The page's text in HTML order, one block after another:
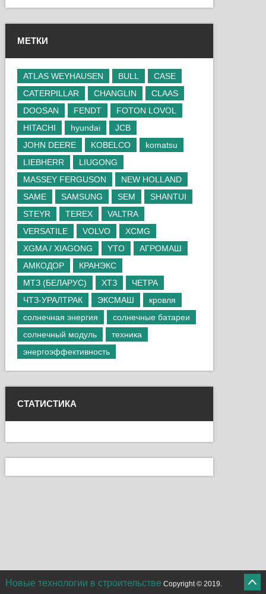
МЕТКИ
ATLAS WEYHAUSEN BULL
CASE
CATERPILLAR
CHANGLIN
CLAAS
DOOSAN
FENDT
FOTON LOVOL
HITACHI
hyundai
JCB
JOHN DEERE
KOBELCO
komatsu
LIEBHERR
LIUGONG
MASSEY FERGUSON
NEW HOLLAND
SAME
SAMSUNG SEM
SHANTUI
STEYR
TEREX
VALTRA
VERSATILE
VOLVO
XCMG
XGMA / XIAGONG
YTO
АГРОМАШ
АМКОДОР
КРАНЭКС
МТЗ (БЕЛАРУС)
ХТЗ
ЧЕТРА
ЧТЗ-УРАЛТРАК
ЭКСМАШ
кровля
солнечная энергия
солнечные батареи
солнечный модуль
техника
энергоэффективность
СТАТИСТИКА
Новые технологии в строительстве Copyright © 2019.